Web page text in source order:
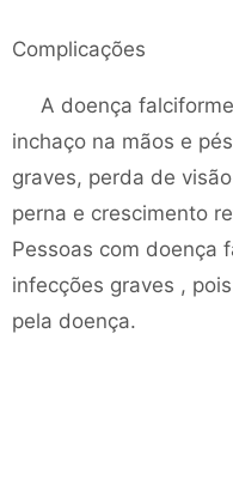
Complicações
A doença
inchaço na mãos e
graves, perda de
perna e crescimento
Pessoas com doença
infecções graves ,
pela doença.